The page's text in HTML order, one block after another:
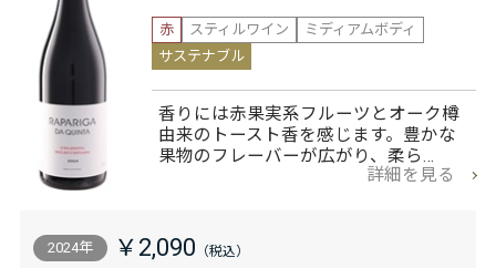
赤
スティルワイン
ミディアムボディ
サステナブル
香りには赤果実系フルーツとオーク樽
由来のトースト香を感じます。豊かな
果物のフレーバーが広がり、柔ら…
詳細を見る
2024年 ￥2,090